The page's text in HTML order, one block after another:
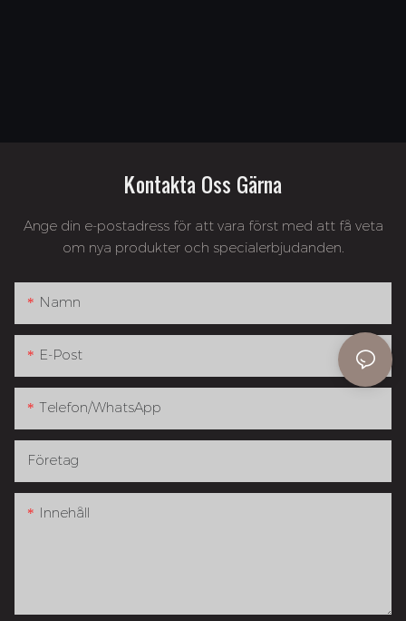
Kontakta Oss Gärna
Ange din e-postadress för att vara först med att få veta
om nya produkter och specialerbjudanden.
Namn
E-Post
Telefon/whatsApp
Företag
Innehåll